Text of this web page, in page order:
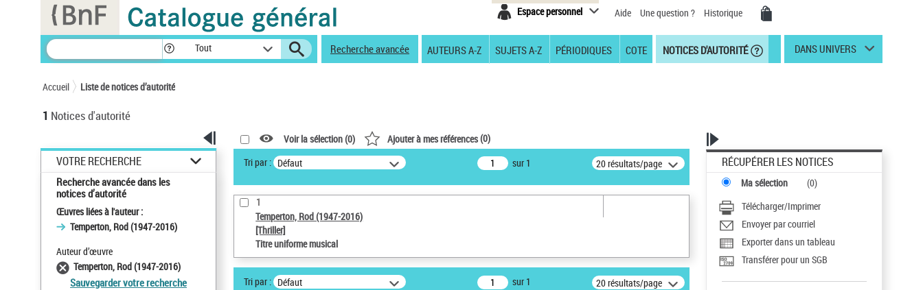
Espace personnel Aide Une question ? Historique
Tout Recherche avancée AUTEURS A-Z SUJETS A-Z PÉRIODIQUES COTE NOTICES D'AUTORITÉ DANS UNIVERS
Accueil Liste de notices d’autorité
1 Notices d'autorité
VOTRE RECHERCHE
Recherche avancée dans les
notices d’autorité
Œuvres liées à l'auteur :
Temperton, Rod (1947-2016)
Auteur d’œuvre
Temperton, Rod (1947-2016)
Sauvegarder votre recherche
Voir la sélection (0) Ajouter à mes références(0)
Tri par : Défaut sur 1 20 résultats/page
1
Temperton, Rod (1947-2016)
[Thriller]
Titre uniforme musical
Tri par : Défaut sur 1 20 résultats/page
RÉCUPÉRER LES NOTICES
Ma sélection (0)
Télécharger/Imprimer
Envoyer par courriel
Exporter dans un tableau
Transférer pour un SGB
Panneau de gestion des cookies